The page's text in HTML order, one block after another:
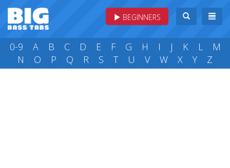
BEGINNERS
0-9 A B C D E F G H I J K L
M
N
O P Q R S T U V W X Y Z